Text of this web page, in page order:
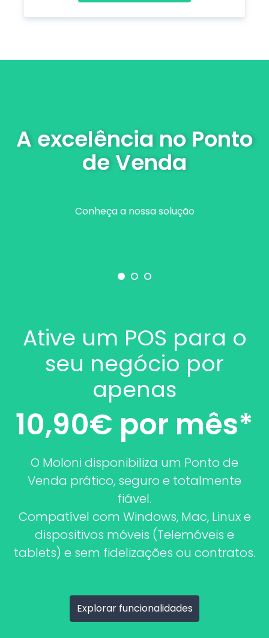
A excelência no Ponto
de Venda
Conheça a nossa solução
Ative um POS para o
seu negócio por
apenas
10,90€ por mês*
O Moloni disponibiliza um Ponto de
Venda prático, seguro e totalmente
fiável.
Compatível com Windows, Mac, Linux e
dispositivos móveis (Telemóveis e
tablets) e sem fidelizações ou contratos.
Explorar funcionalidades